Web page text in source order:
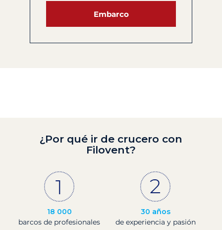
Embarco
¿Por qué ir de crucero con
Filovent?
18 000
barcos de profesionales
30 años
de experiencia y pasión